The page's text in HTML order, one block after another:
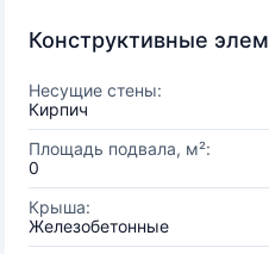
Конструктивные
Несущие стены:
Кирпич
Площадь подвала, м²:
0
Крыша:
Железобетонные